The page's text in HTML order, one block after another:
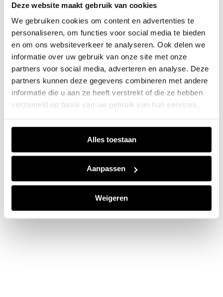
Deze website maakt gebruik van cookies
We gebruiken cookies om content en advertenties te
personaliseren, om functies voor social media te bieden
en om ons websiteverkeer te analyseren. Ook delen we
informatie over uw gebruik van onze site met onze
partners voor social media, adverteren en analyse. Deze
partners kunnen deze gegevens combineren met andere
informatie die u aan ze heeft verstrekt of die ze hebben
verzameld op basis van uw gebruik van hun services.
Alles toestaan
Aanpassen
Weigeren
Application error: a client-side exception has occurred while
loadingwww.jvk.nl(see the browser consolefor more
information).